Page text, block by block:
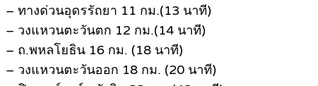
– ทางด่วนอุดรรัถยา 11 กม.(13 นาที)
– วงแหวนตะวันตก 12 กม.(14 นาที)
– ถ.พหลโยธิน 16 กม. (18 นาที)
– วงแหวนตะวันออก 18 กม. (20 นาที)